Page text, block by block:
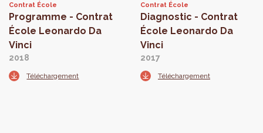
Contrat École
Programme - Contrat
École Leonardo Da
Vinci
2018
Téléchargement
Contrat École
Diagnostic - Contrat
École Leonardo Da
Vinci
2017
Téléchargement